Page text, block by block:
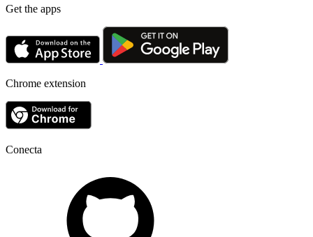
Get the apps
Chrome extension
Conecta